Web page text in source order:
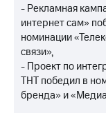
и акционерам
- Рекламная
интернет сам»
номинации
связи»,
- Проект по
ТНТ победил в
бренда» и